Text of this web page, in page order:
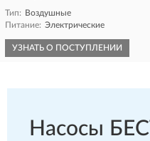
Тип: Воздушные
Питание: Электрические
УЗНАТЬ О ПОСТУПЛЕНИИ
Насосы